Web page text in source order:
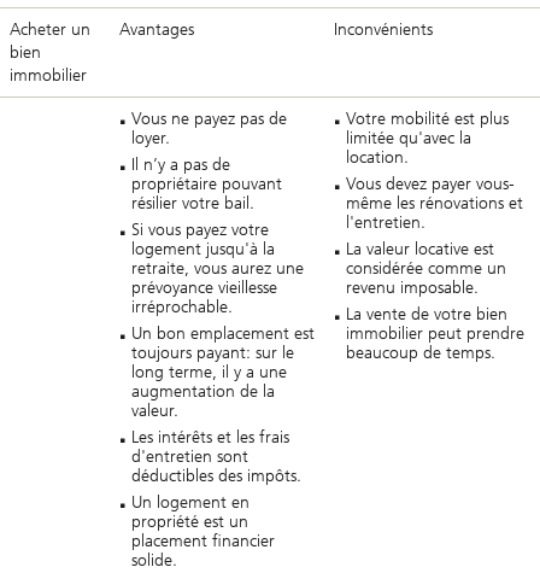
Acheter un
bien
immobilier
Avantages Inconvénients
Vous ne payez pas de
loyer.
Il n’y a pas de
propriétaire pouvant
résilier votre bail.
Si vous payez votre
logement jusqu'à la
retraite, vous aurez une
prévoyance vieillesse
irréprochable.
Un bon emplacement est
toujours payant: sur le
long terme, il y a une
augmentation de la
valeur.
Les intérêts et les frais
d'entretien sont
déductibles des impôts.
Un logement en
propriété est un
placement financier
solide.
Votre mobilité est plus
limitée qu'avec la
location.
Vous devez payer vous-
même les rénovations et
l'entretien.
La valeur locative est
considérée comme un
revenu imposable.
La vente de votre bien
immobilier peut prendre
beaucoup de temps.